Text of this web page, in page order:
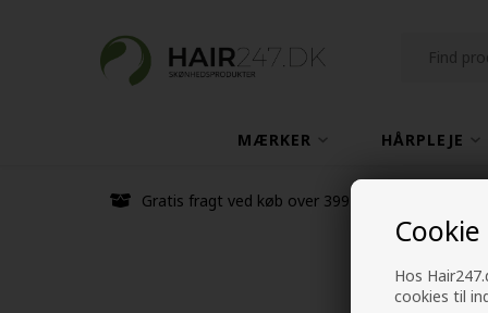
Hos
cookies til
MÆRKER HÅRPLEJE
Gratis fragt ved køb over 399 kr